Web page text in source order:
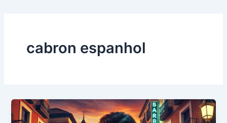
cabron espanhol